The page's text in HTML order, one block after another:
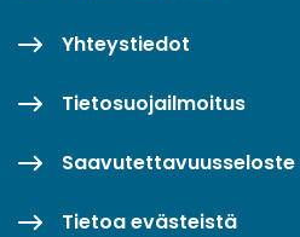
Yhteystiedot
Tietosuojailmoitus
Saavutettavuusseloste
Tietoa evästeistä